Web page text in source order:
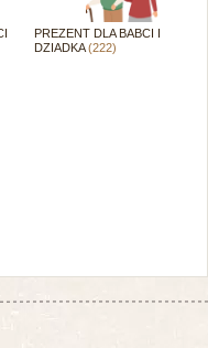
PREZENT DLA BABCI I
DZIADKA(222)